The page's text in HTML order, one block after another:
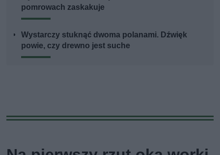
pomrowach zaskakuje
Wystarczy stuknąć dwoma polanami. Dźwięk
powie, czy drewno jest suche